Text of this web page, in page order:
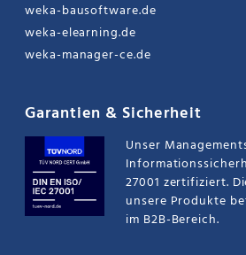
weka-bausoftware.de
weka-elearning.de
weka-manager-ce.de
Garantien & Sicherheit
Unser
27001 zertifiziert.
unsere Produkte
im B2B-Bereich.